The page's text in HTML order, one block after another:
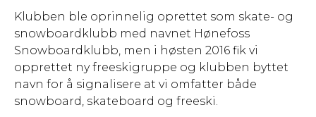
Klubben ble oprinnelig oprettet som skate- og
snowboardklubb med navnet Hønefoss
Snowboardklubb, men i høsten 2016 fik vi
opprettet ny freeskigruppe og klubben byttet
navn for å signalisere at vi omfatter både
snowboard, skateboard og freeski.